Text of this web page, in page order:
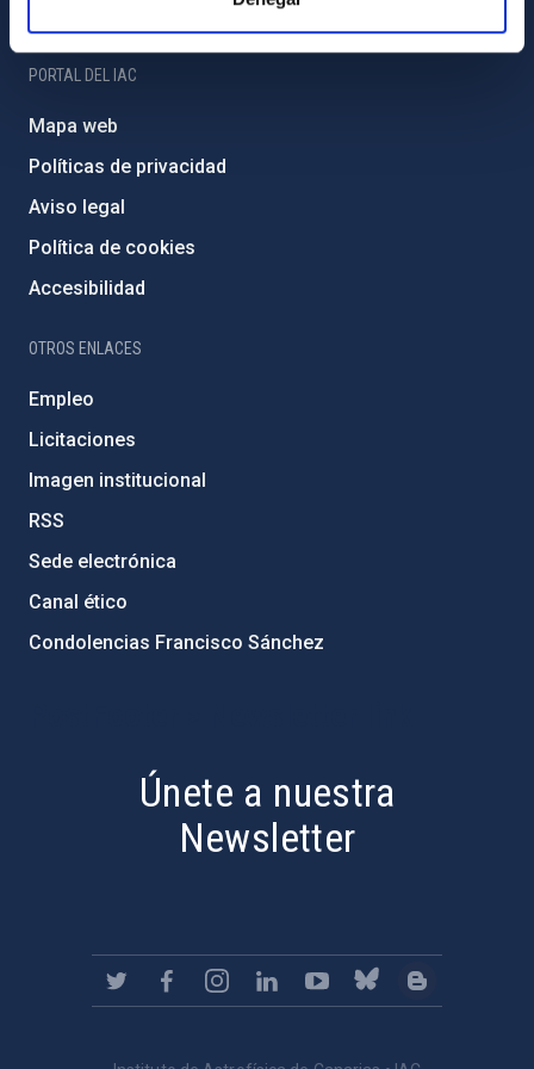
PORTAL DEL IAC
Mapa web
Políticas de privacidad
Aviso legal
Política de cookies
Accesibilidad
OTROS ENLACES
Empleo
Licitaciones
Imagen institucional
RSS
Sede electrónica
Canal ético
Condolencias Francisco Sánchez
Únete a nuestra
Newsletter